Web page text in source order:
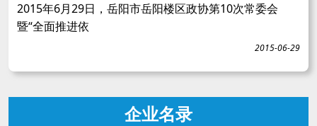
2015年6月29日，岳阳市岳阳楼区政协第10次常委会
暨“全面推进依
2015-06-29
企业名录